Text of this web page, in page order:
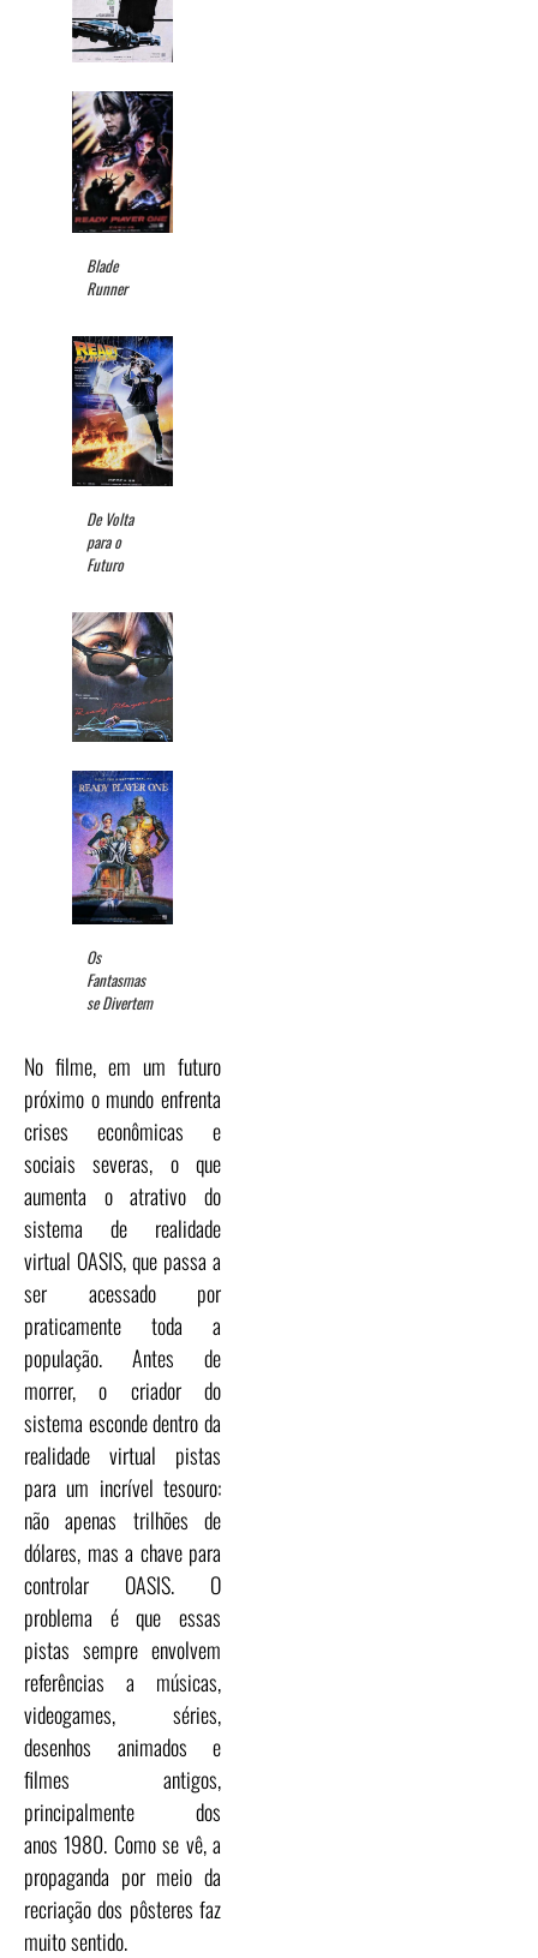
Blade
Runner
De Volta
para o
Futuro
Os
Fantasmas
se Divertem
No filme, em um futuro
próximo o mundo enfrenta
crises econômicas e
sociais severas, o que
aumenta o atrativo do
sistema de realidade
virtual OASIS, que passa a
ser acessado por
praticamente toda a
população. Antes de
morrer, o criador do
sistema esconde dentro da
realidade virtual pistas
para um incrível tesouro:
não apenas trilhões de
dólares, mas a chave para
controlar OASIS. O
problema é que essas
pistas sempre envolvem
referências a músicas,
videogames, séries,
desenhos animados e
filmes antigos,
principalmente dos
anos 1980. Como se vê, a
propaganda por meio da
recriação dos pôsteres faz
muito sentido.